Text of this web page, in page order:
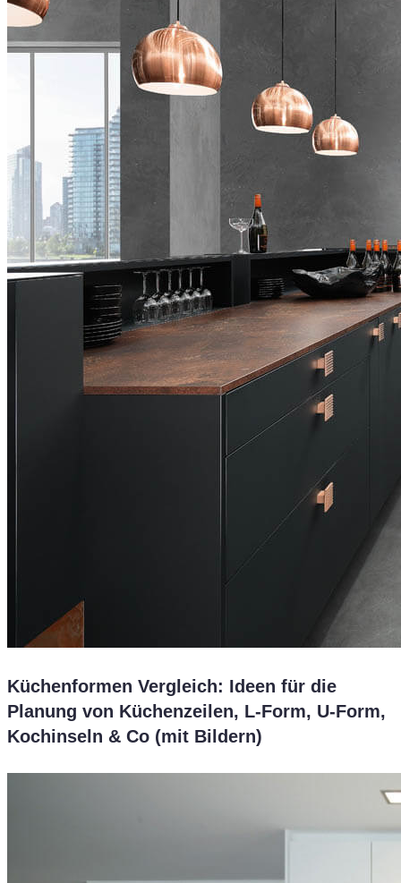
Küchenformen Vergleich: Ideen für die
Planung von Küchenzeilen, L-Form, U-Form,
Kochinseln & Co (mit Bildern)